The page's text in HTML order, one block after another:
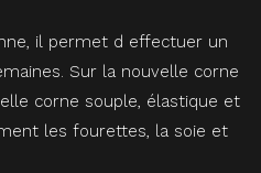
il permet d effectuer un
Sur la nouvelle corne
corne souple, élastique et
les fourettes, la soie et